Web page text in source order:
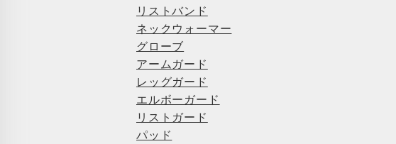
リストバンド
ネックウォーマー
グローブ
アームガード
レッグガード
エルボーガード
リストガード
パッド